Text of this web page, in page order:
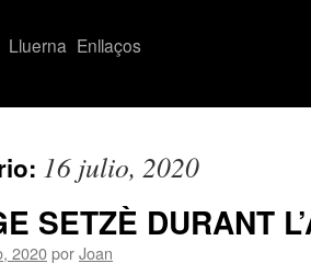
Lluerna Enllaços
16 julio, 2020
SETZÈ DURANT
2020porJoan